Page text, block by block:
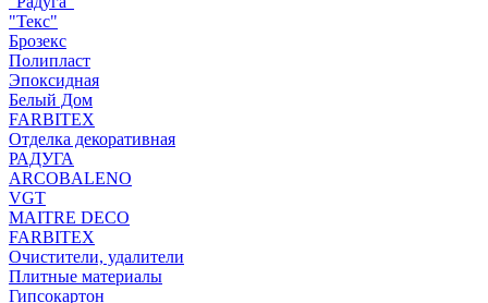
"Текс"
Брозекс
Полипласт
Эпоксидная
Белый Дом
FARBITEX
Отделка декоративная
РАДУГА
ARCOBALENO
VGT
MAITRE DECO
FARBITEX
Очистители, удалители
Плитные материалы
Гипсокартон